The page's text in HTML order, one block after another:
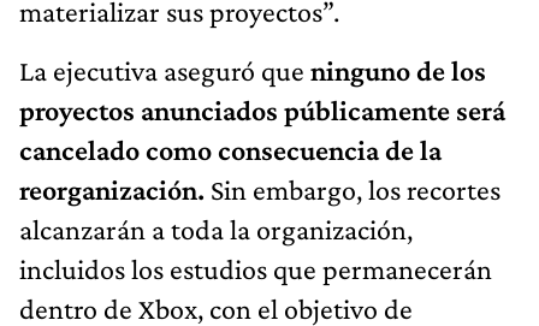
materializar sus proyectos”.
La ejecutiva aseguró que ninguno de los
proyectos anunciados públicamente será
cancelado como consecuencia de la
reorganización. Sin embargo, los recortes
alcanzarán a toda la organización,
incluidos los estudios que permanecerán
dentro de Xbox, con el objetivo de